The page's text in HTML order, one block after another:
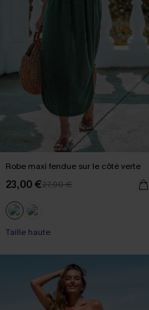
Robe maxi fendue sur le côté verte
23,00 €27,00 €
Taille haute